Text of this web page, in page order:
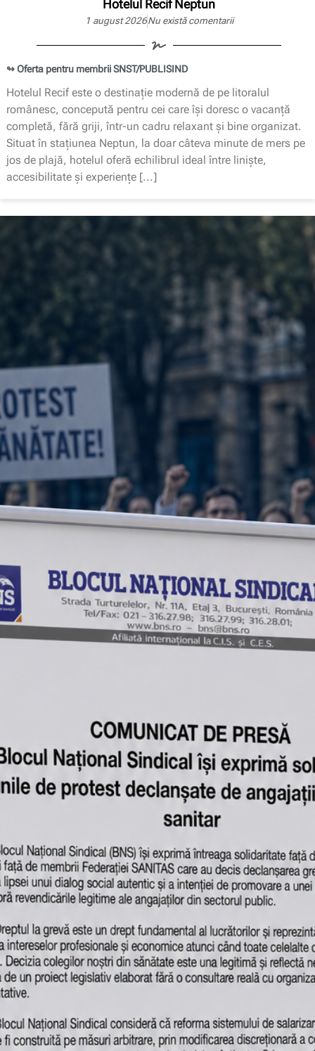
Hotelul Recif Neptun
1 august 2026Nu există comentarii
↬ Oferta pentru membrii SNST/PUBLISIND
Hotelul Recif este o destinație modernă de pe litoralul
românesc, concepută pentru cei care își doresc o vacanță
completă, fără griji, într-un cadru relaxant și bine organizat.
Situat în stațiunea Neptun, la doar câteva minute de mers pe
jos de plajă, hotelul oferă echilibrul ideal între liniște,
accesibilitate și experiențe [...]